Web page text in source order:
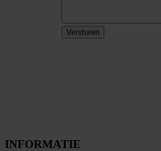
INFORMATIE